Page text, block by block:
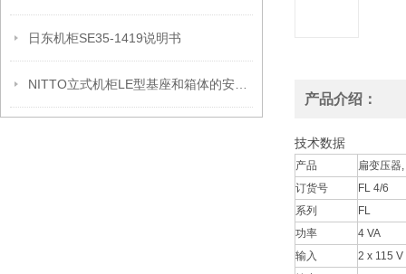
日东机柜SE35-1419说明书
产品介绍：
技术数据
产品
扁变压器
订货号
FL 4/6
系列
FL
功率
4 VA
输入
2 x 115 V